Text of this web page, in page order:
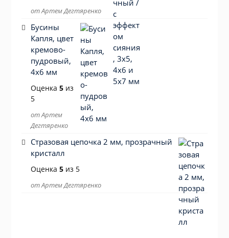
от Артем Дегтяренко
Бусины
Капля, цвет
кремово-
пудровый,
4х6 мм
Оценка 5из
5
от Артем
Дегтяренко
Стразовая цепочка 2 мм, прозрачный
кристалл
Оценка 5из 5
от Артем Дегтяренко